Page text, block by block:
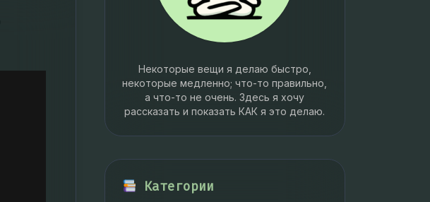
Некоторые вещи я делаю быстро,
некоторые медленно; что-то правильно,
а что-то не очень. Здесь я хочу
рассказать и показать КАК я это делаю.
Категории